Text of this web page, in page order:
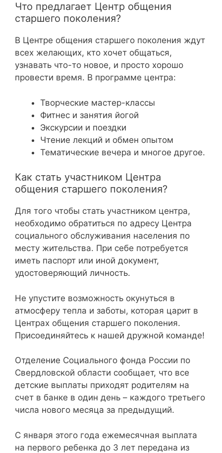
Что предлагает Центр общения
старшего поколения?
В Центре общения старшего поколения ждут
всех желающих, кто хочет общаться,
узнавать что-то новое, и просто хорошо
провести время. В программе центра:
Творческие мастер-классы
Фитнес и занятия йогой
Экскурсии и поездки
Чтение лекций и обмен опытом
Тематические вечера и многое другое.
Как стать участником Центра
общения старшего поколения?
Для того чтобы стать участником центра,
необходимо обратиться по адресу Центра
социального обслуживания населения по
месту жительства. При себе потребуется
иметь паспорт или иной документ,
удостоверяющий личность.
Не упустите возможность окунуться в
атмосферу тепла и заботы, которая царит в
Центрах общения старшего поколения.
Присоединяйтесь к нашей дружной команде!
Отделение Социального фонда России по
Свердловской области сообщает, что все
детские выплаты приходят родителям на
счет в банке в один день – каждого третьего
числа нового месяца за предыдущий.
С января этого года ежемесячная выплата
на первого ребенка до 3 лет передана из